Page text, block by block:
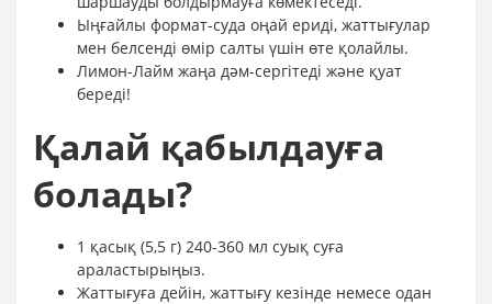
Ыңғайлы формат-суда оңай ериді, жаттығулар
мен белсенді өмір салты үшін өте қолайлы.
Лимон-Лайм жаңа дәм-сергітеді және қуат
береді!
Қалай қабылдауға
болады?
1 қасық (5,5 г) 240-360 мл суық суға
араластырыңыз.
Жаттығуға дейін, жаттығу кезінде немесе одан